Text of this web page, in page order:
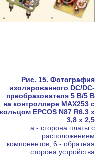
Рис. 15. Фотография
изолированного DC/DC-
преобразователя 5 В/5 В
на контроллере МАХ253 с
кольцом EPCOS N87 R6.3 х
3,8 х 2,5
а - сторона платы с
расположением
компонентов, 6 - обратная
сторона устройства